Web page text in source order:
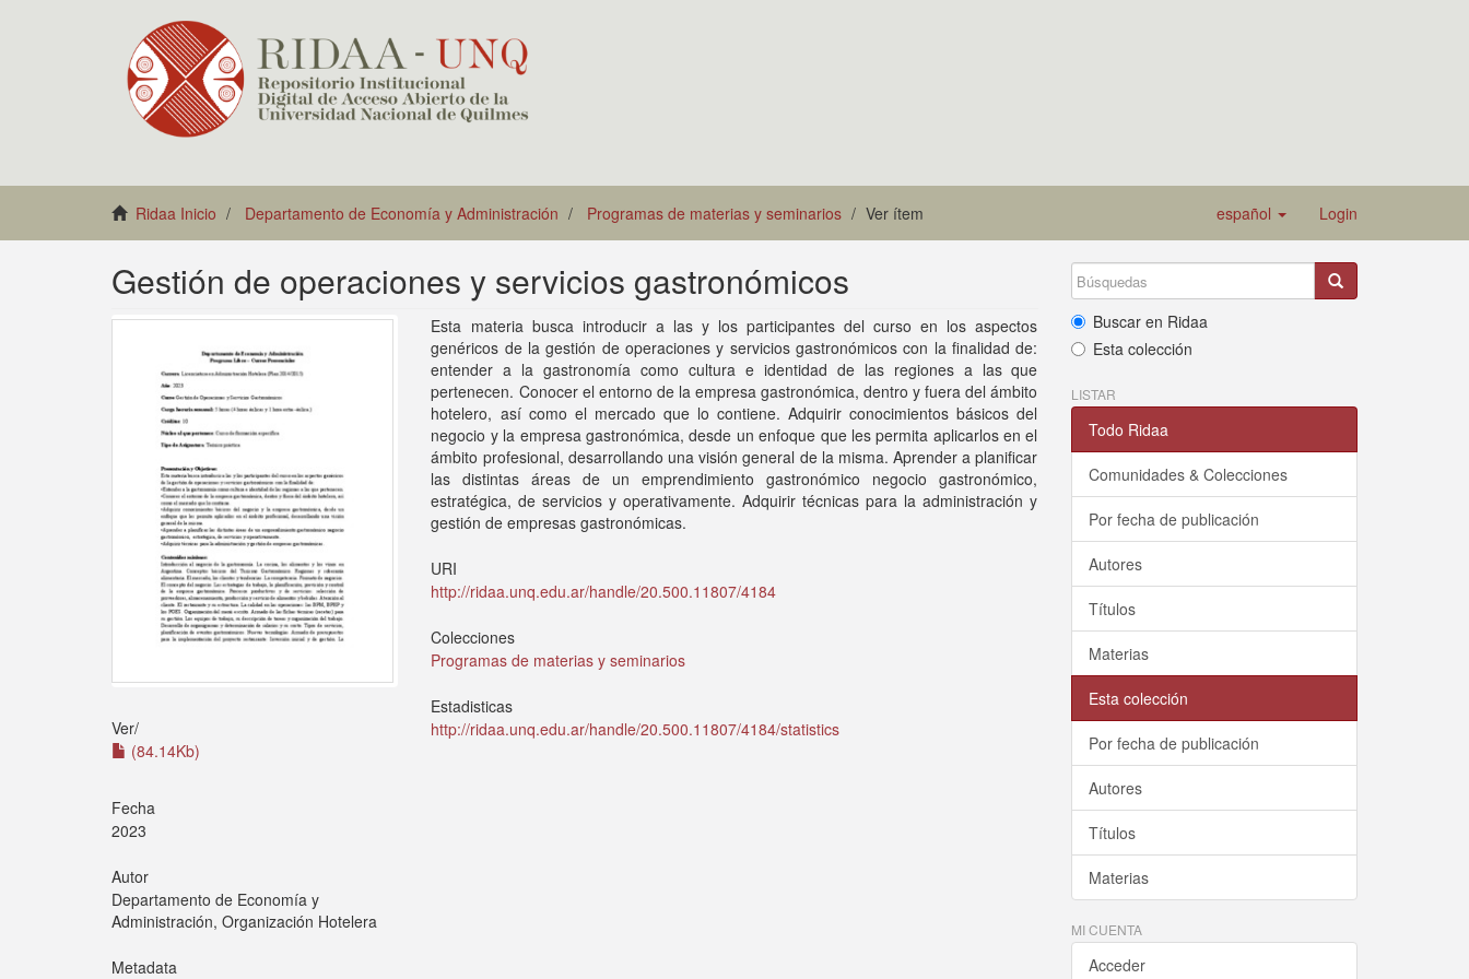
Ridaa Inicio Departamento de Economía y Administración Programas de materias y seminarios Ver ítem español Login
Gestión de operaciones y servicios gastronómicos
Ver/
(84.14Kb)
Fecha
2023
Autor
Departamento de Economía y
Administración, Organización Hotelera
Metadata
Esta materia busca introducir a las y los participantes del curso en los aspectos
genéricos de la gestión de operaciones y servicios gastronómicos con la finalidad de:
entender a la gastronomía como cultura e identidad de las regiones a las que
pertenecen. Conocer el entorno de la empresa gastronómica, dentro y fuera del ámbito
hotelero, así como el mercado que lo contiene. Adquirir conocimientos básicos del
negocio y la empresa gastronómica, desde un enfoque que les permita aplicarlos en el
ámbito profesional, desarrollando una visión general de la misma. Aprender a planificar
las distintas áreas de un emprendimiento gastronómico negocio gastronómico,
estratégica, de servicios y operativamente. Adquirir técnicas para la administración y
gestión de empresas gastronómicas.
URI
http://ridaa.unq.edu.ar/handle/20.500.11807/4184
Colecciones
Programas de materias y seminarios
Estadisticas
http://ridaa.unq.edu.ar/handle/20.500.11807/4184/statistics
Buscar en Ridaa
Esta colección
LISTAR
Todo Ridaa
Comunidades & Colecciones
Por fecha de publicación
Autores
Títulos
Materias
Esta colección
Por fecha de publicación
Autores
Títulos
Materias
MI CUENTA
Acceder